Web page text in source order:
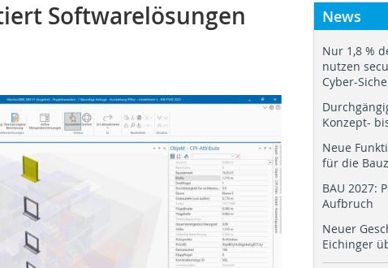
Softwarelösungen
News
Nur 1,8 %
nutzen
Cyber-
Konzept-
Neue
für die
BAU 2027:
Aufbruch
Neuer
Eichinger